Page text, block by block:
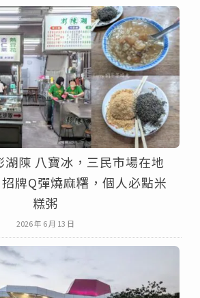
陳 八寶冰，三民市場在地
牌Q彈燒麻糬，個人必點米
糕粥
2026 年 6 月 13 日